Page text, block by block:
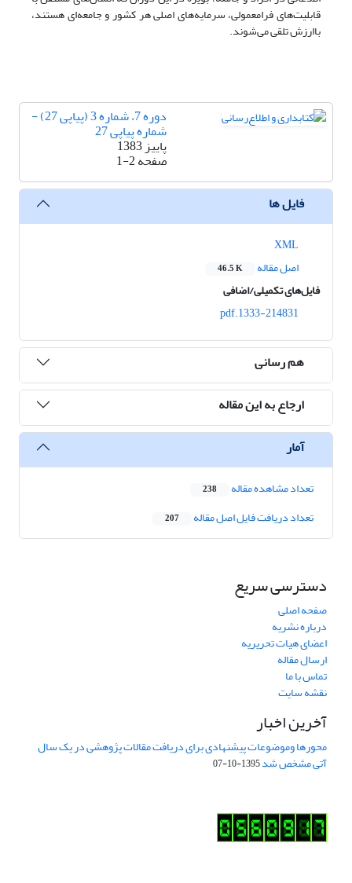
قابلیت‌های فرامعمولی، سرمایه‌های اصلی هر کشور و جامعه‌ای هستند،
باارزش تلقی می‌شوند.
دوره 7، شماره 3 (پیاپی 27) -
شماره پیاپی 27
پاییز 1383
صفحه1-2
فایل ها
اصل مقاله
46.5 K
فایل‌های تکمیلی/اضافی
هم رسانی
ارجاع به این مقاله
آمار
تعداد مشاهده مقاله 238
تعداد دریافت فایل اصل مقاله 207
دسترسی سریع
صفحه اصلی
درباره نشریه
اعضای هیات تحریریه
ارسال مقاله
تماس با ما
نقشه سایت
آخرین اخبار
محورها وموضوعات پیشنهادی برای دریافت مقالات پژوهشی در یک سال
آتی مشخص شد1395-10-07